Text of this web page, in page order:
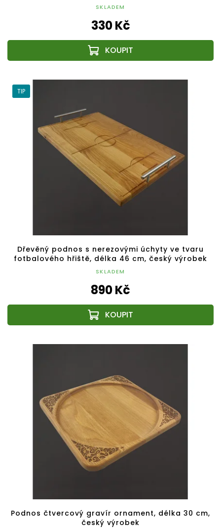
SKLADEM
330 Kč
TIP
Dřevěný podnos s nerezovými úchyty ve tvaru
fotbalového hřiště, délka 46 cm, český výrobek
SKLADEM
890 Kč
Podnos čtvercový gravír ornament, délka 30 cm,
český výrobek